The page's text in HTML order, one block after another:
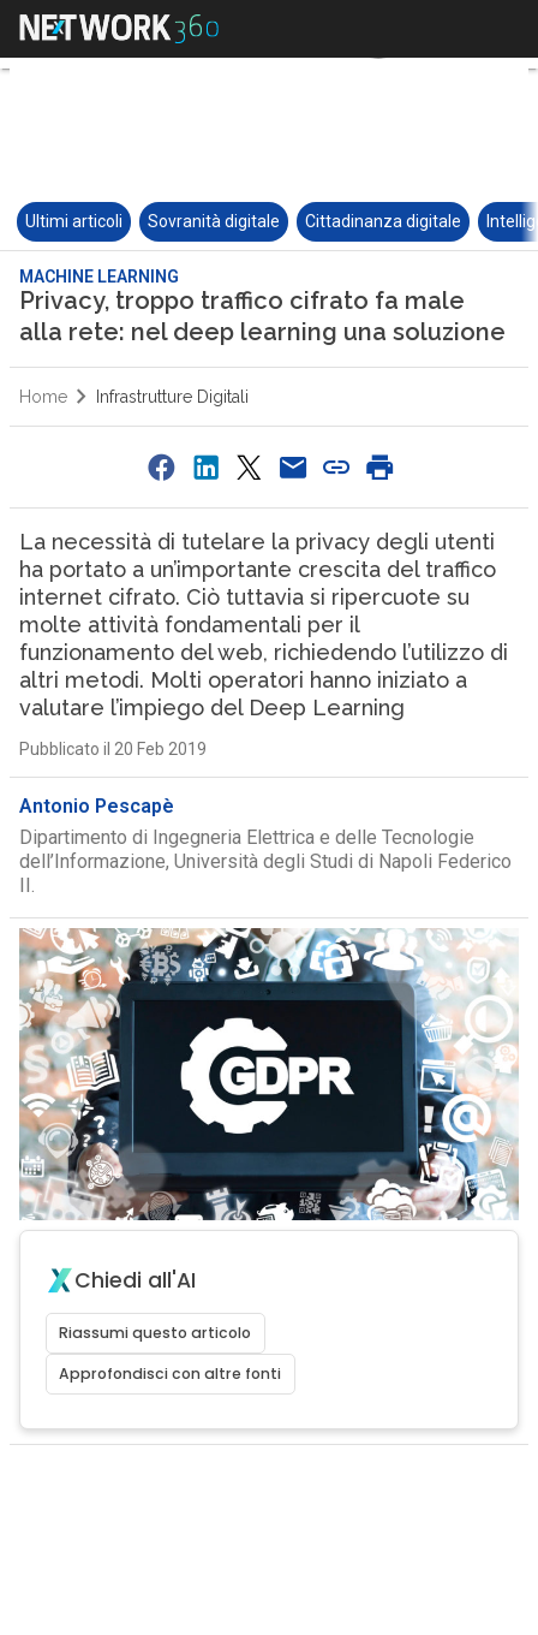
Ultimi articoli Sovranità digitale Cittadinanza digitale
MACHINE LEARNING
Privacy, troppo traffico cifrato fa male
alla rete: nel deep learning una soluzione
Home Infrastrutture Digitali
La necessità di tutelare la privacy degli utenti
ha portato a un’importante crescita del traffico
internet cifrato. Ciò tuttavia si ripercuote su
molte attività fondamentali per il
funzionamento del web, richiedendo l’utilizzo di
altri metodi. Molti operatori hanno iniziato a
valutare l’impiego del Deep Learning
Pubblicato il 20 Feb 2019
Antonio Pescapè
Dipartimento di Ingegneria Elettrica e delle Tecnologie
dell’Informazione, Università degli Studi di Napoli Federico
II.
Chiedi all'AI
Riassumi questo articolo
Approfondisci con altre fonti